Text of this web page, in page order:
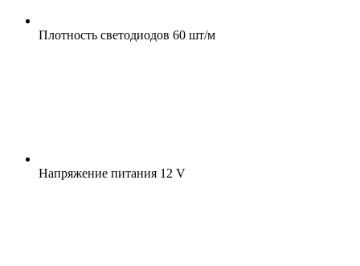
Плотность светодиодов 60 шт/м
Напряжение питания 12 V